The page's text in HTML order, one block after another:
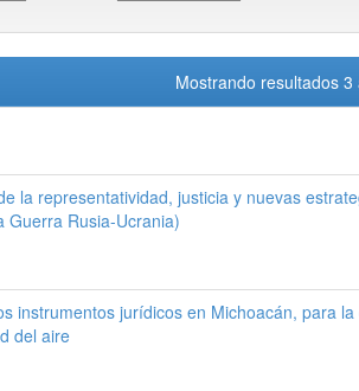
Mostrando resultados 3
la representatividad, justicia y nuevas
Guerra Rusia-Ucrania)
instrumentos jurídicos en Michoacán, para
del aire